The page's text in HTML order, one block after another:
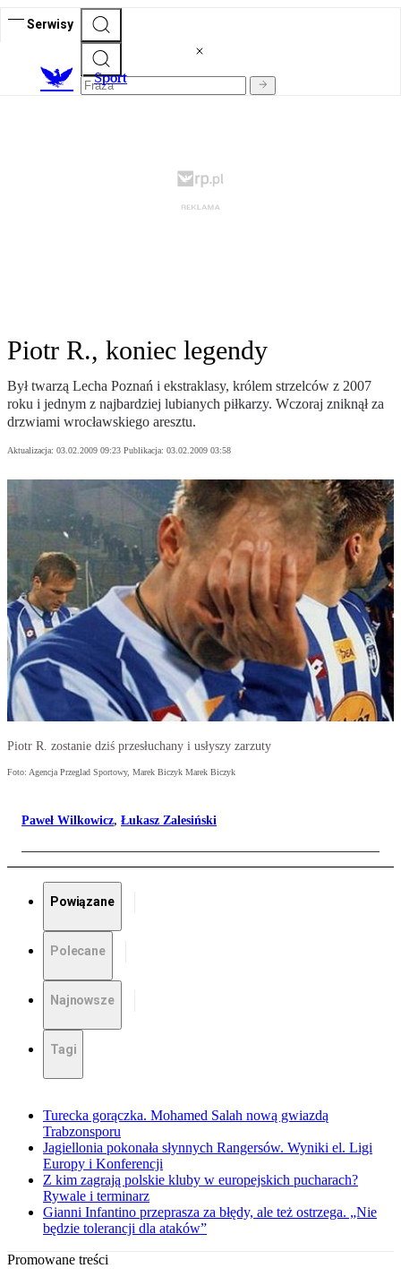
Serwisy
Sport
Piotr R., koniec legendy
Był twarzą Lecha Poznań i ekstraklasy, królem strzelców z 2007
roku i jednym z najbardziej lubianych piłkarzy. Wczoraj zniknął za
drzwiami wrocławskiego aresztu.
Aktualizacja: 03.02.2009 09:23 Publikacja: 03.02.2009 03:58
Piotr R. zostanie dziś przesłuchany i usłyszy zarzuty
Foto: Agencja Przeglad Sportowy, Marek Biczyk Marek Biczyk
Paweł Wilkowicz, Łukasz Zalesiński
Powiązane
Polecane
Najnowsze
Tagi
Turecka gorączka. Mohamed Salah nową gwiazdą
Trabzonsporu
Jagiellonia pokonała słynnych Rangersów. Wyniki el. Ligi
Europy i Konferencji
Z kim zagrają polskie kluby w europejskich pucharach?
Rywale i terminarz
Gianni Infantino przeprasza za błędy, ale też ostrzega. „Nie
będzie tolerancji dla ataków”
Promowane treści